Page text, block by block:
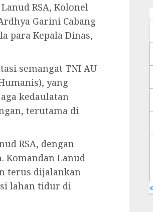
RSA, Kolonel
Garini Cabang
para Kepala Dinas,
semangat TNI AU
yang
kedaulatan
terutama di
RSA, dengan
Komandan Lanud
terus dijalankan
lahan tidur di